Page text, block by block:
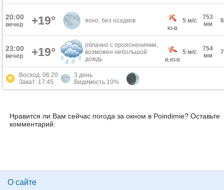
20:00
вечер +19° ясно, без осадков
Ю-В
5 м/с
753
мм
23:00
вечер +19°
облачно с прояснениями,
возможен небольшой
дождь
В,Ю-В
5 м/с
754
мм
Восход: 06:20
Закат: 17:45
3 день
Видимость 10%
Нравится ли Вам сейчас погода за окном в Poindimie? Оставьте
комментарий:
О сайте